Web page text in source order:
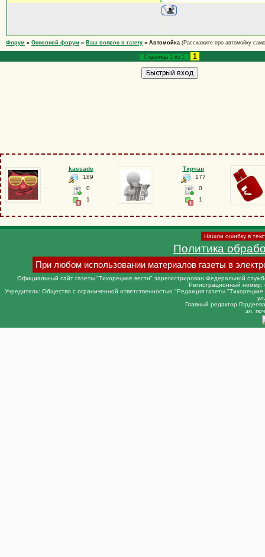
Форум » Основной форум » Ваш вопрос в газету » Автомойка (Расскажите про автомойку
Страница 1 из 1 1
kassade
189
0
1
Тхрчан
177
0
1
Нашли ошибку в
Политика
При любом использовании материалов газеты в
Официальный сайт газеты "Тихорецкие вести" зарегистрирован Федеральной
Регистрационный
Учредитель: Общество с ограниченной ответственностью "Редакция газеты
Главный редактор
эл.